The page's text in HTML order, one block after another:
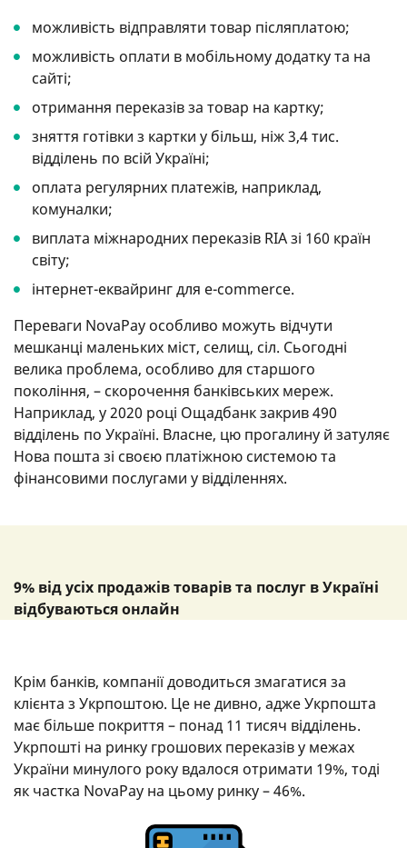
можливість відправляти товар післяплатою;
можливість оплати в мобільному додатку та на
сайті;
отримання переказів за товар на картку;
зняття готівки з картки у більш, ніж 3,4 тис.
відділень по всій Україні;
оплата регулярних платежів, наприклад,
комуналки;
виплата міжнародних переказів RIA зі 160 країн
світу;
інтернет-еквайринг для e-commerce.
Переваги NovaPay особливо можуть відчути
мешканці маленьких міст, селищ, сіл. Сьогодні
велика проблема, особливо для старшого
покоління, – скорочення банківських мереж.
Наприклад, у 2020 році Ощадбанк закрив 490
відділень по Україні. Власне, цю прогалину й затуляє
Нова пошта зі своєю платіжною системою та
фінансовими послугами у відділеннях.
9% від усіх продажів товарів та послуг в Україні
відбуваються онлайн
Крім банків, компанії доводиться змагатися за
клієнта з Укрпоштою. Це не дивно, адже Укрпошта
має більше покриття – понад 11 тисяч відділень.
Укрпошті на ринку грошових переказів у межах
України минулого року вдалося отримати 19%, тоді
як частка NovaPay на цьому ринку – 46%.